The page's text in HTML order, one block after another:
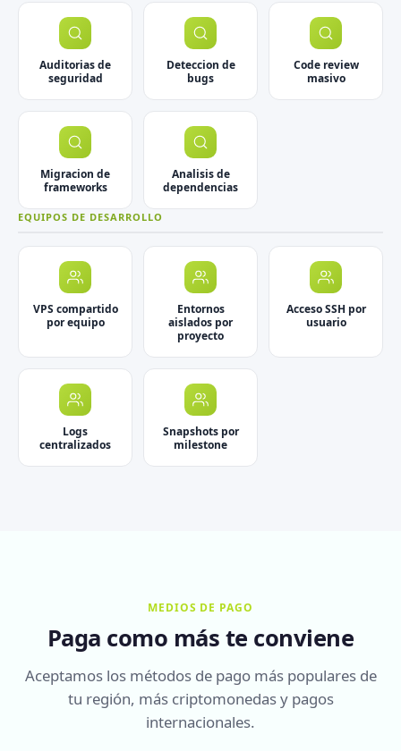
Auditorias de
seguridad
Deteccion de
bugs
Code review
masivo
Migracion de
frameworks
Analisis de
dependencias
EQUIPOS DE DESARROLLO
VPS compartido
por equipo
Entornos
aislados por
proyecto
Acceso SSH por
usuario
Logs
centralizados
Snapshots por
milestone
MEDIOS DE PAGO
Paga como más te conviene
Aceptamos los métodos de pago más populares de
tu región, más criptomonedas y pagos
internacionales.